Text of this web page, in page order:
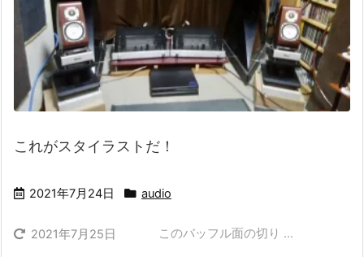
これがスタイラストだ！
2021年7月24日 audio
2021年7月25日 このバッフル面の切り ...